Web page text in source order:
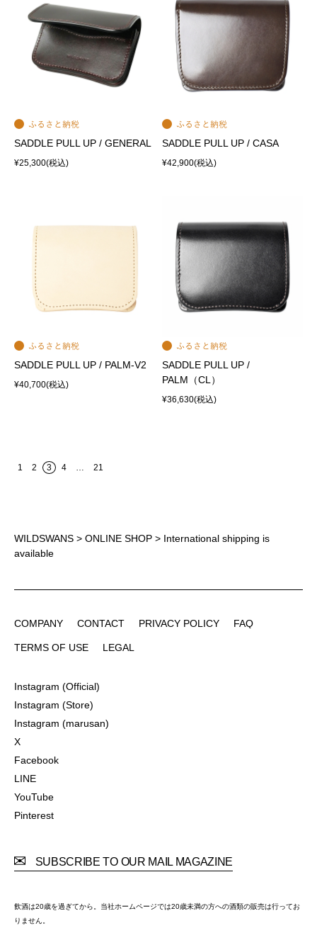
SADDLE PULL UP / GENERAL
¥25,300(税込)
SADDLE PULL UP / CASA
¥42,900(税込)
SADDLE PULL UP / PALM-V2
¥40,700(税込)
SADDLE PULL UP /
PALM（CL）
¥36,630(税込)
1 2 3 4 … 21
WILDSWANS > ONLINE SHOP > International shipping is
available
COMPANY
CONTACT
PRIVACY POLICY
FAQ
TERMS OF USE
LEGAL
Instagram (Official)
Instagram (Store)
Instagram (marusan)
X
Facebook
LINE
YouTube
Pinterest
SUBSCRIBE TO OUR MAIL MAGAZINE
飲酒は20歳を過ぎてから。当社ホームページでは20歳未満の方への酒類の販売は行ってお
りません。